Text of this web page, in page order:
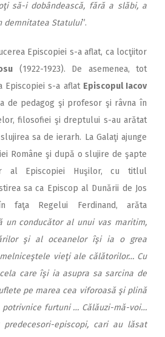
să-i dobândească, fără a slăbi, a
demnitatea Statului”.
Episcopiei s-a aflat, ca locţiitor
(1922-1923). De asemenea, tot
Episcopiei s-a aflat Episcopul Iacov
de pedagog şi profesor şi râvna în
filosofiei şi dreptului s-au arătat
sa de ierarh. La Galaţi ajunge
Române şi după o slujire de şapte
al Episcopiei Huşilor, cu titlul
sa ca Episcop al Dunării de Jos
faţa Regelui Ferdinand, arăta
un conducător al unui vas maritim,
şi al oceanelor îşi ia o grea
vieţi ale călătorilor… Cu
care îşi ia asupra sa sarcina de
pe marea cea viforoasă şi plină
furtuni … Călăuzi-mă-voi…
episcopi, cari au lăsat